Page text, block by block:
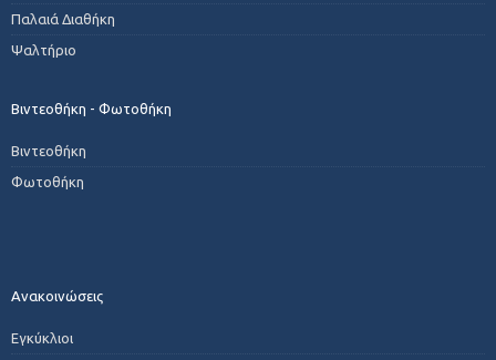
Παλαιά Διαθήκη
Ψαλτήριο
Βιντεοθήκη - Φωτοθήκη
Βιντεοθήκη
Φωτοθήκη
Ανακοινώσεις
Εγκύκλιοι